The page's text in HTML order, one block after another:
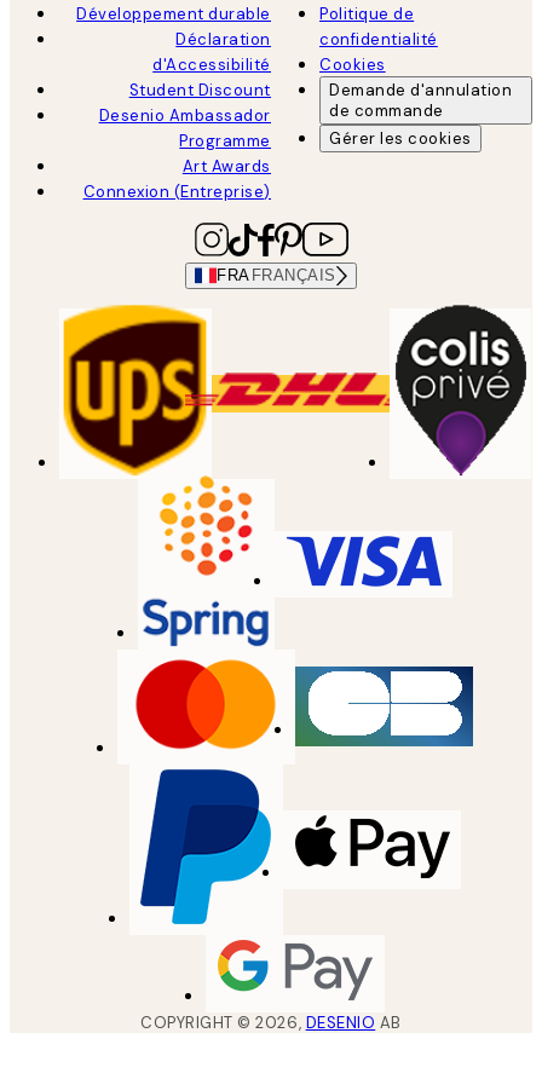
Développement durable
Déclaration
d'Accessibilité
Student Discount
Desenio Ambassador
Programme
Art Awards
Connexion (Entreprise)
Politique de
confidentialité
Cookies
Demande d'annulation
de commande
Gérer les cookies
FRA FRANÇAIS
COPYRIGHT ©2026, DESENIO AB